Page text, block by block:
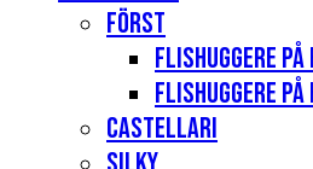
Först
Flishuggere
Flishuggere
Castellari